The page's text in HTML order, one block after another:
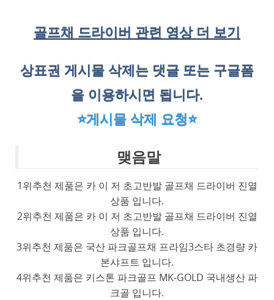
골프채 드라이버 관련 영상 더 보기
상표권 게시물 삭제는 댓글 또는 구글폼
을 이용하시면 됩니다.
⭐게시물 삭제 요청⭐
맺음말
1위추천 제품은 카 이 저 초고반발 골프채 드라이버 진열
상품 입니다.
2위추천 제품은 카 이 저 초고반발 골프채 드라이버 진열
상품 입니다.
3위추천 제품은 국산 파크골프채 프라임3스타 초경량 카
본샤프트 입니다.
4위추천 제품은 키스톤 파크골프 MK-GOLD 국내생산 파
크골 입니다.